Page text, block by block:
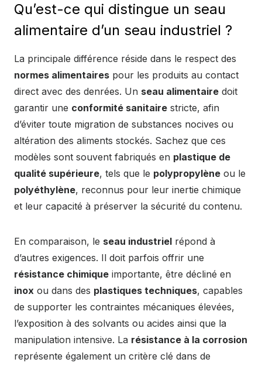
Qu’est-ce qui distingue un seau
alimentaire d’un seau industriel ?
La principale différence réside dans le respect des
normes alimentaires pour les produits au contact
direct avec des denrées. Un seau alimentaire doit
garantir une conformité sanitaire stricte, afin
d’éviter toute migration de substances nocives ou
altération des aliments stockés. Sachez que ces
modèles sont souvent fabriqués en plastique de
qualité supérieure, tels que le polypropylène ou le
polyéthylène, reconnus pour leur inertie chimique
et leur capacité à préserver la sécurité du contenu.
En comparaison, le seau industriel répond à
d’autres exigences. Il doit parfois offrir une
résistance chimique importante, être décliné en
inox ou dans des plastiques techniques, capables
de supporter les contraintes mécaniques élevées,
l’exposition à des solvants ou acides ainsi que la
manipulation intensive. La résistance à la corrosion
représente également un critère clé dans de